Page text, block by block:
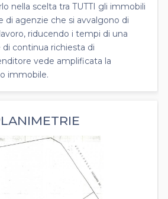
nella scelta tra TUTTI gli immobili
di agenzie che si avvalgono di
riducendo i tempi di una
di continua richiesta di
vede amplificata la
immobile.